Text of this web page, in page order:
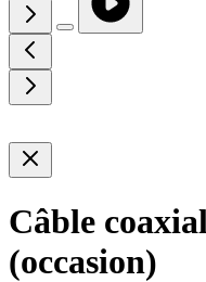
Câble
(occasion)